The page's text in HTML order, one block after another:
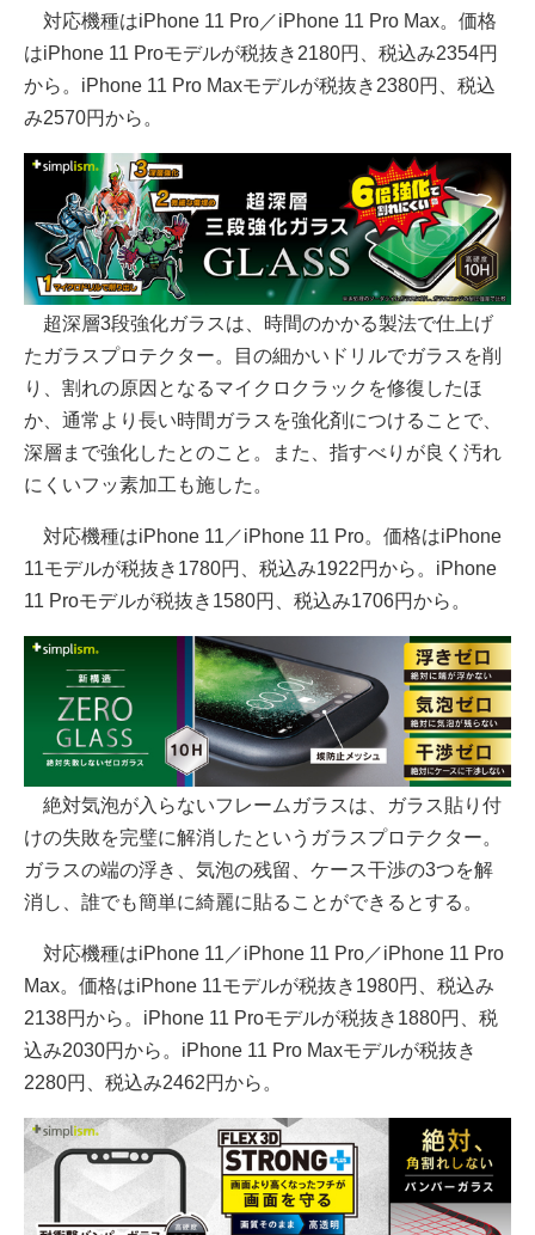
対応機種はiPhone 11 Pro／iPhone 11 Pro Max。価格
はiPhone 11 Proモデルが税抜き2180円、税込み2354円
から。iPhone 11 Pro Maxモデルが税抜き2380円、税込
み2570円から。
超深層3段強化ガラスは、時間のかかる製法で仕上げ
たガラスプロテクター。目の細かいドリルでガラスを削
り、割れの原因となるマイクロクラックを修復したほ
か、通常より長い時間ガラスを強化剤につけることで、
深層まで強化したとのこと。また、指すべりが良く汚れ
にくいフッ素加工も施した。
対応機種はiPhone 11／iPhone 11 Pro。価格はiPhone
11モデルが税抜き1780円、税込み1922円から。iPhone
11 Proモデルが税抜き1580円、税込み1706円から。
絶対気泡が入らないフレームガラスは、ガラス貼り付
けの失敗を完璧に解消したというガラスプロテクター。
ガラスの端の浮き、気泡の残留、ケース干渉の3つを解
消し、誰でも簡単に綺麗に貼ることができるとする。
対応機種はiPhone 11／iPhone 11 Pro／iPhone 11 Pro
Max。価格はiPhone 11モデルが税抜き1980円、税込み
2138円から。iPhone 11 Proモデルが税抜き1880円、税
込み2030円から。iPhone 11 Pro Maxモデルが税抜き
2280円、税込み2462円から。